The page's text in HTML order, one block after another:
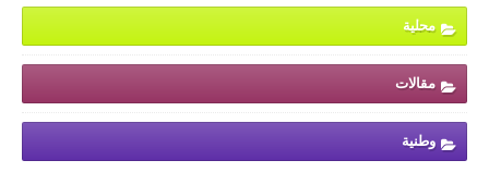
محلية
مقالات
وطنية